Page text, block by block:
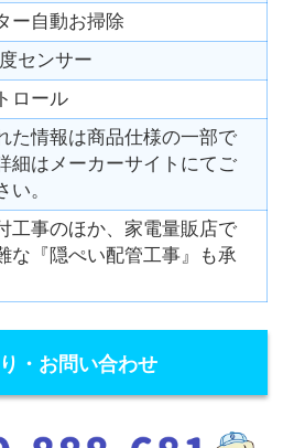
ー自動お掃除
センサー
ロール
た情報は商品仕様の一部で
細はメーカーサイトにてご
い。
工事のほか、家電量販店で
な『隠ぺい配管工事』も承
・お問い合わせ